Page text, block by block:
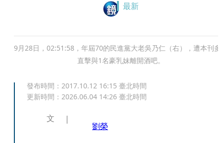
最新
9月28日，02:51:58，年屆70的民進黨大老吳乃仁（右），遭本刊
直擊與1名豪乳妹離開酒吧。
發布時間： 2017.10.12 16:15 臺北時間
更新時間： 2026.06.04 14:26 臺北時間
文
劉榮